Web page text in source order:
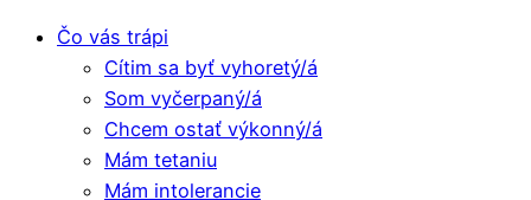
Čo vás trápi
Cítim sa byť vyhoretý/á
Som vyčerpaný/á
Chcem ostať výkonný/á
Mám tetaniu
Mám intolerancie